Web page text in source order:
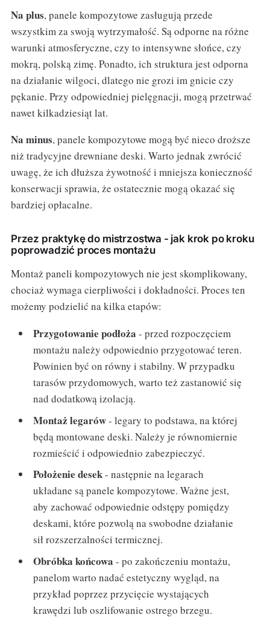
Na plus, panele kompozytowe zasługują przede
wszystkim za swoją wytrzymałość. Są odporne na różne
warunki atmosferyczne, czy to intensywne słońce, czy
mokrą, polską zimę. Ponadto, ich struktura jest odporna
na działanie wilgoci, dlatego nie grozi im gnicie czy
pękanie. Przy odpowiedniej pielęgnacji, mogą przetrwać
nawet kilkadziesiąt lat.
Na minus, panele kompozytowe mogą być nieco droższe
niż tradycyjne drewniane deski. Warto jednak zwrócić
uwagę, że ich dłuższa żywotność i mniejsza konieczność
konserwacji sprawia, że ostatecznie mogą okazać się
bardziej opłacalne.
Przez praktykę do mistrzostwa - jak krok po kroku
poprowadzić proces montażu
Montaż paneli kompozytowych nie jest skomplikowany,
chociaż wymaga cierpliwości i dokładności. Proces ten
możemy podzielić na kilka etapów:
Przygotowanie podłoża - przed rozpoczęciem
montażu należy odpowiednio przygotować teren.
Powinien być on równy i stabilny. W przypadku
tarasów przydomowych, warto też zastanowić się
nad dodatkową izolacją.
Montaż legarów- legary to podstawa, na której
będą montowane deski. Należy je równomiernie
rozmieścić i odpowiednio zabezpieczyć.
Położenie desek- następnie na legarach
układane są panele kompozytowe. Ważne jest,
aby zachować odpowiednie odstępy pomiędzy
deskami, które pozwolą na swobodne działanie
sił rozszerzalności termicznej.
Obróbka końcowa - po zakończeniu montażu,
panelom warto nadać estetyczny wygląd, na
przykład poprzez przycięcie wystających
krawędzi lub oszlifowanie ostrego brzegu.